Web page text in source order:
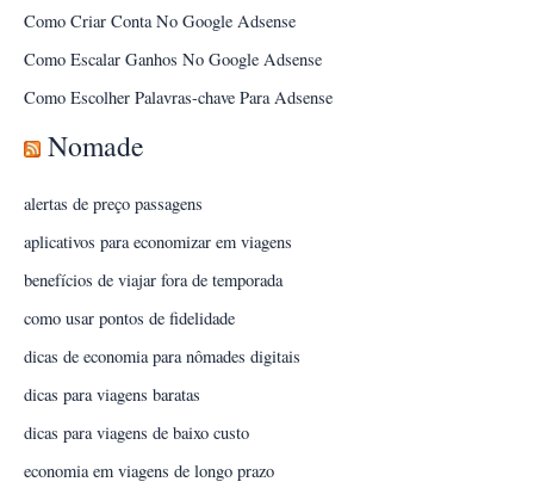
Como Criar Conta No Google Adsense
Como Escalar Ganhos No Google Adsense
Como Escolher Palavras-chave Para Adsense
Nomade
alertas de preço passagens
aplicativos para economizar em viagens
benefícios de viajar fora de temporada
como usar pontos de fidelidade
dicas de economia para nômades digitais
dicas para viagens baratas
dicas para viagens de baixo custo
economia em viagens de longo prazo